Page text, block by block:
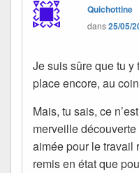
Quichottine
dans25/05/
Je suis sûre que tu
place encore, au
Mais, tu sais, ce
merveille
aimée pour le travail
remis en état que